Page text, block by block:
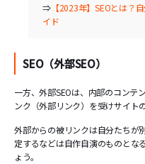
⇒【2023年】SEOとは？
イド
SEO（外部SEO）
一方、外部SEOは、内部のコンテ
ンク（外部リンク）を受けサイト
外部からの被リンクは自分たちが
定するなどは自作自演のものとな
ょう。